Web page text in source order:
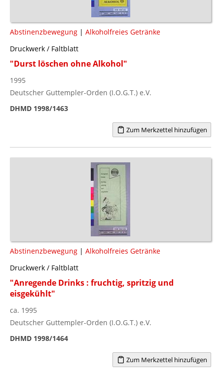
Abstinenzbewegung | Alkoholfreies Getränke
Druckwerk / Faltblatt
"Durst löschen ohne Alkohol"
1995
Deutscher Guttempler-Orden (I.O.G.T.) e.V.
DHMD 1998/1463
Zum Merkzettel hinzufügen
Abstinenzbewegung | Alkoholfreies Getränke
Druckwerk / Faltblatt
"Anregende Drinks : fruchtig, spritzig und
eisgekühlt"
ca. 1995
Deutscher Guttempler-Orden (I.O.G.T.) e.V.
DHMD 1998/1464
Zum Merkzettel hinzufügen